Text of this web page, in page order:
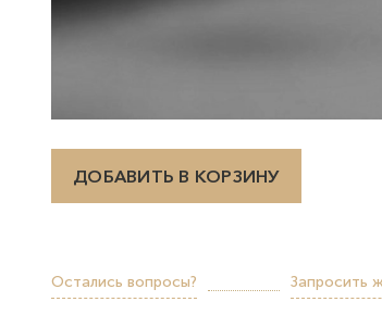
ДОБАВИТЬ В КОРЗИНУ
Остались вопросы? Запросить